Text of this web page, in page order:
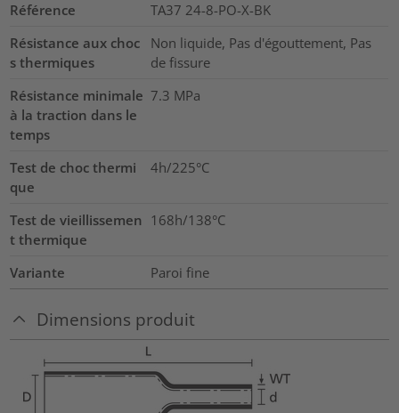
Référence
TA37 24-8-PO-X-BK
Résistance aux choc
s thermiques
Non liquide, Pas d'égouttement, Pas
de fissure
Résistance minimale
à la traction dans le
temps
7.3 MPa
Test de choc thermi
que
4h/225°C
Test de vieillissemen
t thermique
168h/138°C
Variante Paroi fine
Dimensions produit